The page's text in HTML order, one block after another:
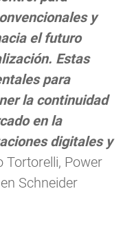
y
el futuro
Estas
para
la continuidad
en la
digitales y
Tortorelli, Power
Schneider